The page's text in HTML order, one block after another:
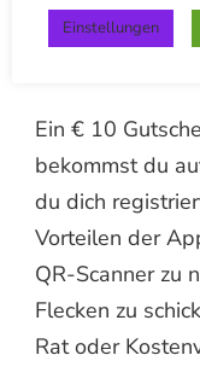
Zugang zu den
Ein € 10
bekommst du
du dich
Vorteilen der
QR-Scanner zu
Flecken zu
Rat oder
Einstellungen